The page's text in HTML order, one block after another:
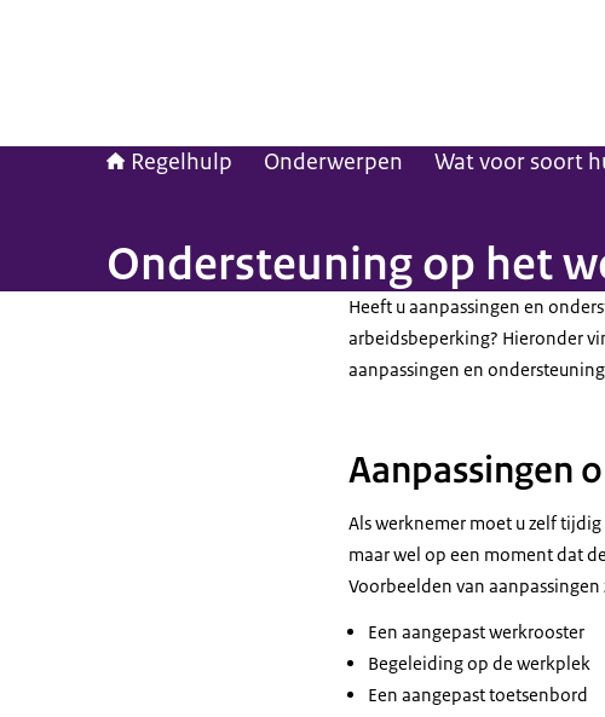
Regelhulp Onderwerpen Wat voor soort
Ondersteuning op het
Heeft u aanpassingen en
arbeidsbeperking? Hieronder
aanpassingen en
Aanpassingen
Als werknemer moet u zelf
maar wel op een moment dat
Voorbeelden van aanpassingen
Een aangepast werkrooster
Begeleiding op de werkplek
Een aangepast toetsenbord